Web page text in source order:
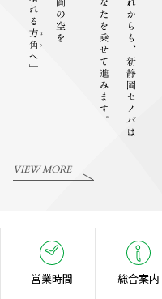
VIEW MORE
営業時間 総合案内